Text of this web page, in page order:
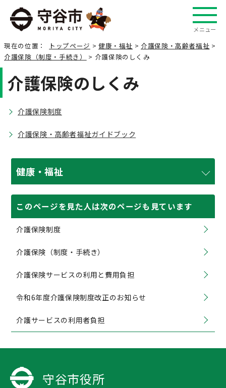
メニュー
現在の位置： トップページ > 健康・福祉 > 介護保険・高齢者福祉 >
介護保険（制度・手続き）
> 介護保険のしくみ
介護保険のしくみ
介護保険制度
介護保険・高齢者福祉ガイドブック
健康・福祉
このページを見た人は次のページも見ています
介護保険制度
介護保険（制度・手続き）
介護保険サービスの利用と費用負担
令和6年度介護保険制度改正のお知らせ
介護サービスの利用者負担
守谷市役所